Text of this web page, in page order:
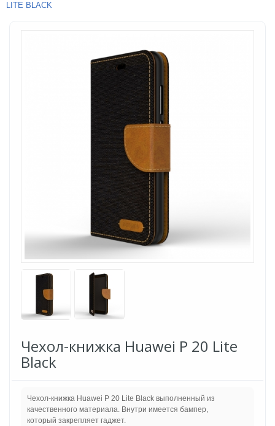
LITE BLACK
Чехол-книжка Huawei P 20 Lite
Black
Чехол-книжка Huawei P 20 Lite Black выполненный из
качественного материала. Внутри имеется бампер,
который закрепляет гаджет.